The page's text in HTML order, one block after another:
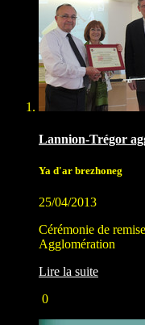
Lannion-Trégor
Ya d'ar brezhoneg
25/04/2013
Cérémonie de
Agglomération
Lire la suite
0